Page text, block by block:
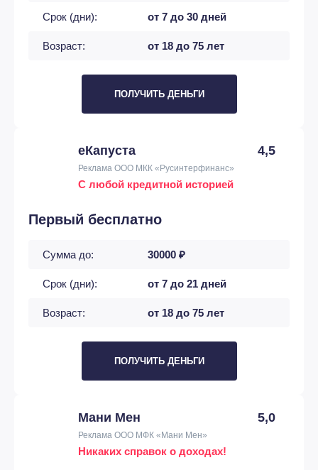
Срок (дни): от 7 до 30 дней
Возраст: от 18 до 75 лет
ПОЛУЧИТЬ ДЕНЬГИ
еКапуста 4,5
Реклама ООО МКК «Русинтерфинанс»
С любой кредитной историей
Первый бесплатно
Сумма до: 30000 ₽
Срок (дни): от 7 до 21 дней
Возраст: от 18 до 75 лет
ПОЛУЧИТЬ ДЕНЬГИ
Мани Мен 5,0
Реклама ООО МФК «Мани Мен»
Никаких справок о доходах!